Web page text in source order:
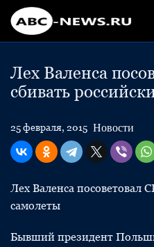
Лех Валенса
сбивать
25 февраля, 2015 Новости
Лех Валенса посоветовал
самолеты
Бывший президент